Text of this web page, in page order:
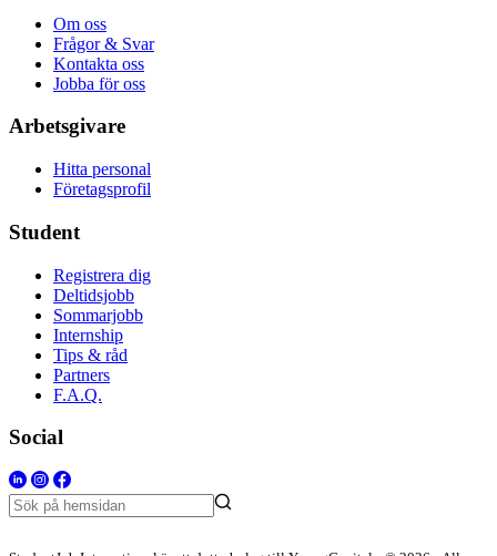
Om oss
Frågor & Svar
Kontakta oss
Jobba för oss
Arbetsgivare
Hitta personal
Företagsprofil
Student
Registrera dig
Deltidsjobb
Sommarjobb
Internship
Tips & råd
Partners
F.A.Q.
Social